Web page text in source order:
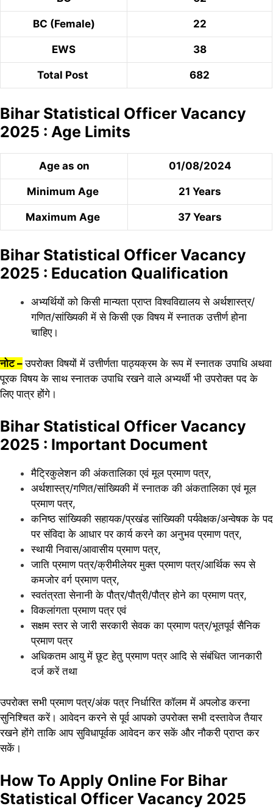
BC (Female) 22
EWS 38
Total Post 682
Bihar Statistical Officer Vacancy
2025 : Age Limits
Age as on 01/08/2024
Minimum Age 21 Years
Maximum Age 37 Years
Bihar Statistical Officer Vacancy
2025 : Education Qualification
अभ्यर्थियों को किसी मान्यता प्राप्त विश्वविद्यालय से अर्थशास्त्र/
गणित/सांख्यिकी में से किसी एक विषय में स्नातक उत्तीर्ण होना
चाहिए।
नोट – उपरोक्त विषयों में उत्तीर्णता पाठ्यक्रम के रूप में स्नातक उपाधि अथवा
पूरक विषय के साथ स्नातक उपाधि रखने वाले अभ्यर्थी भी उपरोक्त पद के
लिए पात्र होंगे।
Bihar Statistical Officer Vacancy
2025 : Important Document
मैट्रिकुलेशन की अंकतालिका एवं मूल प्रमाण पत्र,
अर्थशास्त्र/गणित/सांख्यिकी में स्नातक की अंकतालिका एवं मूल
प्रमाण पत्र,
कनिष्ठ सांख्यिकी सहायक/प्रखंड सांख्यिकी पर्यवेक्षक/अन्वेषक के पद
पर संविदा के आधार पर कार्य करने का अनुभव प्रमाण पत्र,
स्थायी निवास/आवासीय प्रमाण पत्र,
जाति प्रमाण पत्र/क्रीमीलेयर मुक्त प्रमाण पत्र/आर्थिक रूप से
कमजोर वर्ग प्रमाण पत्र,
स्वतंत्रता सेनानी के पौत्र/पौत्री/पौत्र होने का प्रमाण पत्र,
विकलांगता प्रमाण पत्र एवं
सक्षम स्तर से जारी सरकारी सेवक का प्रमाण पत्र/भूतपूर्व सैनिक
प्रमाण पत्र
अधिकतम आयु में छूट हेतु प्रमाण पत्र आदि से संबंधित जानकारी
दर्ज करें तथा
उपरोक्त सभी प्रमाण पत्र/अंक पत्र निर्धारित कॉलम में अपलोड करना
सुनिश्चित करें। आवेदन करने से पूर्व आपको उपरोक्त सभी दस्तावेज तैयार
रखने होंगे ताकि आप सुविधापूर्वक आवेदन कर सकें और नौकरी प्राप्त कर
सकें।
How To Apply Online For Bihar
Statistical Officer Vacancy 2025